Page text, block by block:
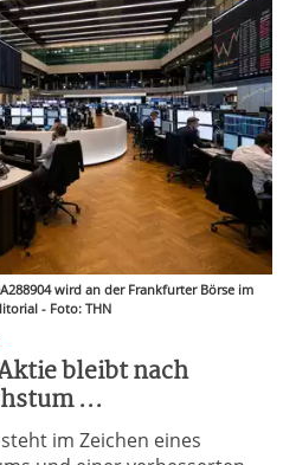
wird an der Frankfurter Börse im
- Foto: THN
bleibt nach
...
im Zeichen eines